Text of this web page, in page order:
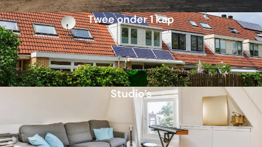
Twee onder 1 kap
Studio’s